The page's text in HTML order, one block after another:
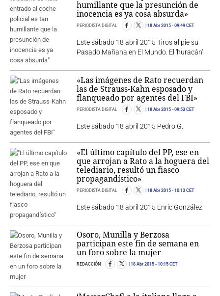
humillante que la presunción de
inocencia es ya cosa absurda»
PERIODISTA DIGITAL 18 Abr 2015 - 09:49 CET
Este sábado 18 abril 2015 Tiros al pie su
Pasado Mañana en El Mundo. El 'huracán'
«Las imágenes de Rato recuerdan
las de Strauss-Kahn esposado y
flanqueado por agentes del FBI»
PERIODISTA DIGITAL 18 Abr 2015 - 09:53 CET
Este sábado 18 abril 2015 Pedro G.
«El último capítulo del PP, ese en
que arrojan a Rato a la hoguera del
telediario, resultó un fiasco
propagandístico»
PERIODISTA DIGITAL 18 Abr 2015 - 10:13 CET
Este sábado 18 abril 2015 Enric González
Osoro, Munilla y Berzosa
participan este fin de semana en
un foro sobre la mujer
REDACCIÓN 18 Abr 2015 - 10:15 CET